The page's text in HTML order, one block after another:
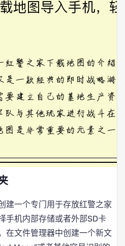
建一个专门用于存放红警之家
手机内部存储或者外部SD卡
在文件管理器中创建一个新文